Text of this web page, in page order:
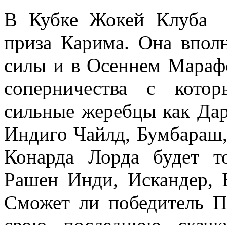
В Кубке Жокей Клуба
приза Карима. Она
силы и в Осеннем
соперничества с
сильные жеребцы как
Индиго Чайлд,
Конарда Лорда будет
Рашен Инди, Искандер,
Сможет ли победитель